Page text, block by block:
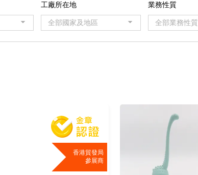
工廠所在地
全部國家及地區
業務性質
全部業務性質
香港貿發局
參展商